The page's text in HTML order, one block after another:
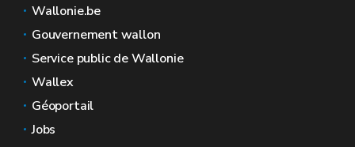
Wallonie.be
Gouvernement wallon
Service public de Wallonie
Wallex
Géoportail
Jobs